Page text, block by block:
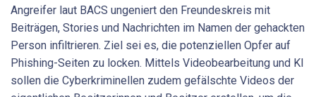
Angreifer laut BACS ungeniert den Freundeskreis mit
Beiträgen, Stories und Nachrichten im Namen der gehackten
Person infiltrieren. Ziel sei es, die potenziellen Opfer auf
Phishing-Seiten zu locken. Mittels Videobearbeitung und KI
sollen die Cyberkriminellen zudem gefälschte Videos der